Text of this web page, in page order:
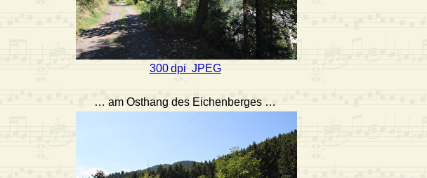
300 dpi JPEG
… am Osthang des Eichenberges …